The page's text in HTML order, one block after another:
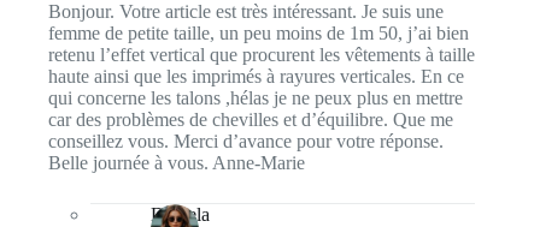
Bonjour. Votre article est très intéressant. Je suis une
femme de petite taille, un peu moins de 1m 50, j’ai bien
retenu l’effet vertical que procurent les vêtements à taille
haute ainsi que les imprimés à rayures verticales. En ce
qui concerne les talons ,hélas je ne peux plus en mettre
car des problèmes de chevilles et d’équilibre. Que me
conseillez vous. Merci d’avance pour votre réponse.
Belle journée à vous. Anne-Marie
Daniela